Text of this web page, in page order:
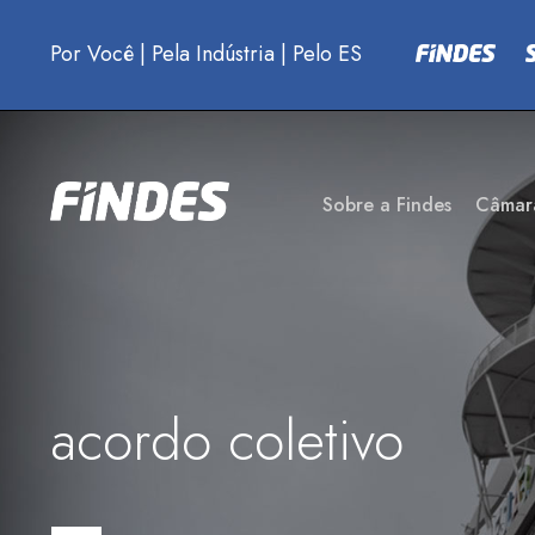
Por Você | Pela Indústria | Pelo ES
Sobre a Findes
acordo coletivo